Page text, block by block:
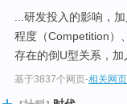
...研发投入的影响，
程度（Competition）
存在的倒U型关系，加
基于3837个网页-相关网页